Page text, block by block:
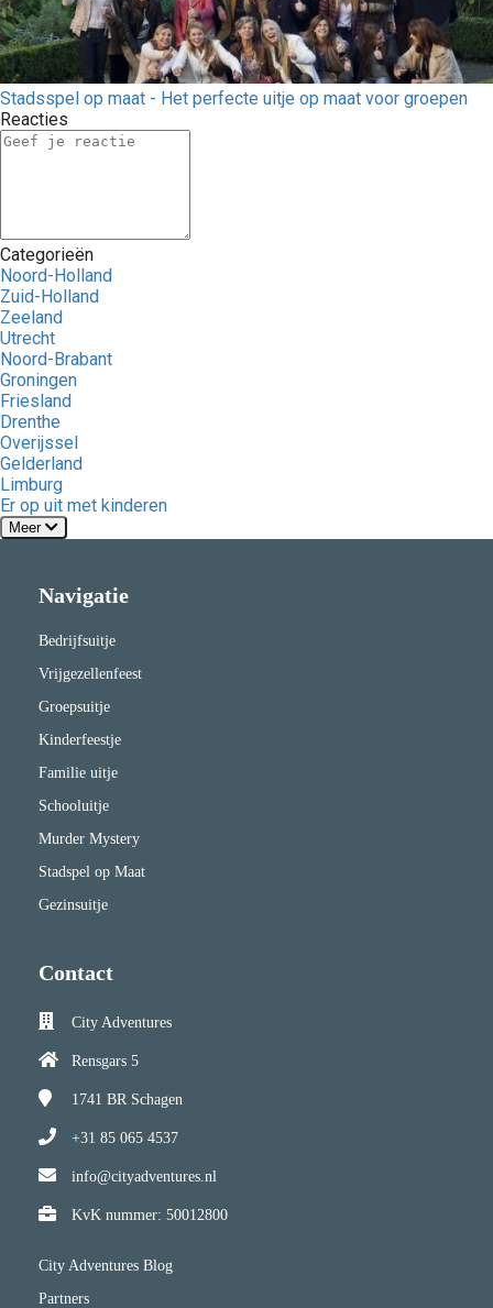
Stadsspel op maat - Het perfecte uitje op maat voor groepen
Reacties
Categorieën
Noord-Holland
Zuid-Holland
Zeeland
Utrecht
Noord-Brabant
Groningen
Friesland
Drenthe
Overijssel
Gelderland
Limburg
Er op uit met kinderen
Meer
Navigatie
Bedrijfsuitje
Vrijgezellenfeest
Groepsuitje
Kinderfeestje
Familie uitje
Schooluitje
Murder Mystery
Stadspel op Maat
Gezinsuitje
Contact
City Adventures
Rensgars 5
1741 BR Schagen
+31 85 065 4537
info@cityadventures.nl
KvK nummer: 50012800
City Adventures Blog
Partners